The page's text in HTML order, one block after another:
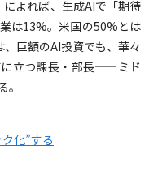
よれば、生成AIで「期待
は13%。米国の50%とは
巨額のAI投資でも、華々
に立つ課長・部長——ミド
化”する